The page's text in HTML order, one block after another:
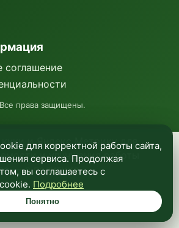
и Яндекс Метрику для
и улучшения работы
—в политике
.
Понятно
соглашение
права защищены.
для корректной работы сайта,
сервиса. Продолжая
вы соглашаетесь с
Подробнее
Понятно